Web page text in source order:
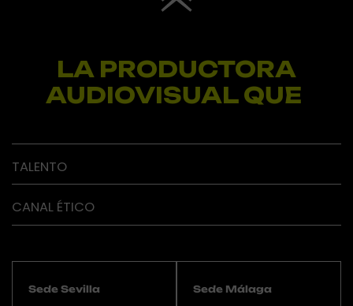
LA PRODUCTORA
AUDIOVISUAL QUE M
TALENTO
CANAL ÉTICO
Sede Sevilla Sede Málaga